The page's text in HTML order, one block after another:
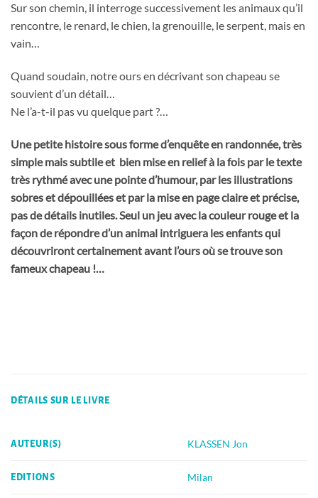
Sur son chemin, il interroge successivement les animaux qu’il
rencontre, le renard, le chien, la grenouille, le serpent, mais en
vain…
Quand soudain, notre ours en décrivant son chapeau se
souvient d’un détail…
Ne l’a-t-il pas vu quelque part ?…
Une petite histoire sous forme d’enquête en randonnée, très
simple mais subtile et bien mise en relief à la fois par le texte
très rythmé avec une pointe d’humour, par les illustrations
sobres et dépouillées et par la mise en page claire et précise,
pas de détails inutiles. Seul un jeu avec la couleur rouge et la
façon de répondre d’un animal intriguera les enfants qui
découvriront certainement avant l’ours où se trouve son
fameux chapeau !…
DÉTAILS SUR LE LIVRE
AUTEUR(S) KLASSEN Jon
EDITIONS Milan